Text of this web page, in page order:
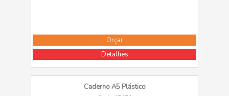
Orçar
Detalhes
Caderno A5 Plástico